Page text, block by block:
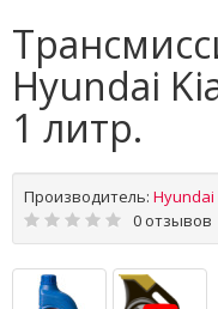
Hyundai
1 литр.
Производитель: Hyundai
0 отзывов